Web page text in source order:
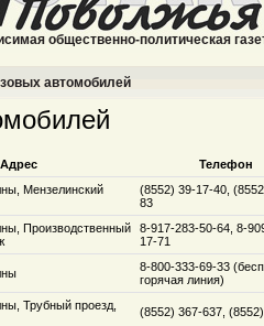
общественно-политическая
автомобилей
Адрес
Телефон
Мензелинский
(8552) 39-17-40,
83
Производственный
8-917-283-50-64, 8-
17-71
8-800-333-69-33
горячая линия)
Трубный проезд,
(8552) 367-637,